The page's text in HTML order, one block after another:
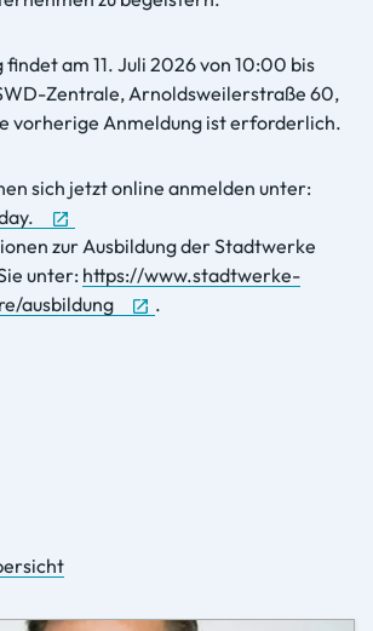
am 11. Juli 2026 von 10:00 bis
Zentrale, Arnoldsweilerstraße 60,
vorherige Anmeldung ist erforderlich.
sich jetzt online anmelden unter:
zur Ausbildung der Stadtwerke
unter: https://www.stadtwerke-
ausbildung
.